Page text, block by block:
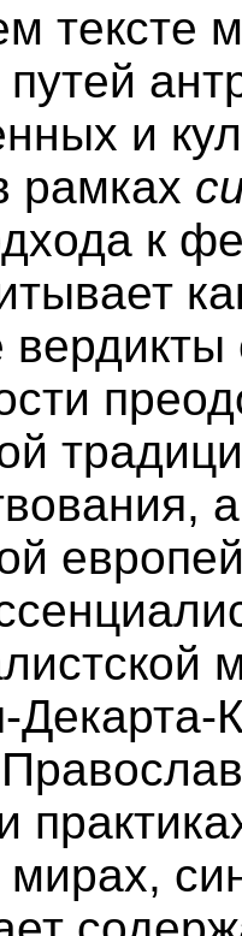
тексте
и
рамках
к
а
мирах,